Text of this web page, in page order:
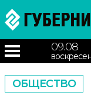
09.08
ОБЩЕСТВО